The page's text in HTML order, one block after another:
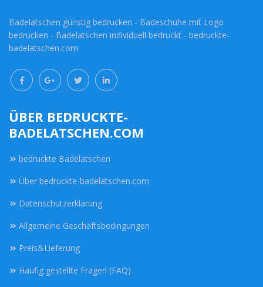
Badelatschen günstig bedrucken - Badeschuhe mit Logo
bedrucken - Badelatschen individuell bedruckt - bedruckte-
badelatschen.com
ÜBER BEDRUCKTE-
BADELATSCHEN.COM
bedruckte Badelatschen
Über bedruckte-badelatschen.com
Datenschutzerklärung
Allgemeine Geschäftsbedingungen
Preis&Lieferung
Häufig gestellte Fragen (FAQ)